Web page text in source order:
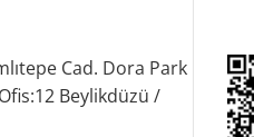
Cad. Dora Park
Beylikdüzü /